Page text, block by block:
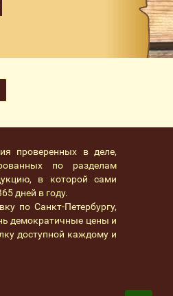
проверенных в деле,
по разделам
в которой сами
дней в году.
по Санкт-Петербургу,
демократичные цены и
доступной каждому и